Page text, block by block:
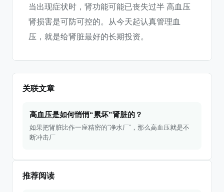
当出现症状时，肾功能可能已丧失过半 高血压
肾损害是可防可控的。从今天起认真管理血
压，就是给肾脏最好的长期投资。
关联文章
高血压是如何悄悄“累坏”肾脏的？
如果把肾脏比作一座精密的“净水厂”，那么高血压就是不
断冲击厂
推荐阅读